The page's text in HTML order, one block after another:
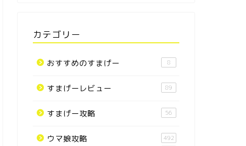
カテゴリー
おすすめのすまげー 8
すまげーレビュー 89
すまげー攻略 56
ウマ娘攻略 492